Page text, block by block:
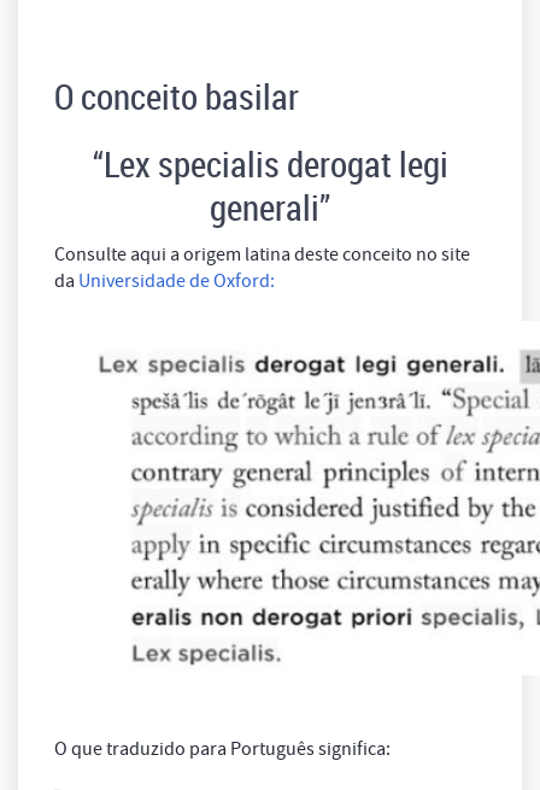
O conceito basilar
“Lex specialis derogat legi
generali”
Consulte aqui a origem latina deste conceito no site
da Universidade de Oxford:
O que traduzido para Português significa: